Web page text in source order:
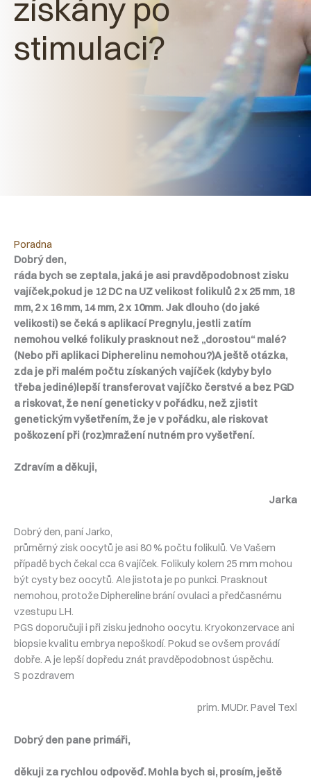
získány po
stimulaci?
Poradna
Dobrý den,
ráda bych se zeptala, jaká je asi pravděpodobnost zisku
vajíček,pokud je 12 DC na UZ velikost folikulů 2 x 25 mm, 18
mm, 2 x 16 mm, 14 mm, 2 x 10mm. Jak dlouho (do jaké
velikosti) se čeká s aplikací Pregnylu, jestli zatím
nemohou velké folikuly prasknout než „dorostou“ malé?
(Nebo při aplikaci Dipherelinu nemohou?)A ještě otázka,
zda je při malém počtu získaných vajíček (kdyby bylo
třeba jediné)lepší transferovat vajíčko čerstvé a bez PGD
a riskovat, že není geneticky v pořádku, než zjistit
genetickým vyšetřením, že je v pořádku, ale riskovat
poškození při (roz)mražení nutném pro vyšetření.
Zdravím a děkuji,
Jarka
Dobrý den, paní Jarko,
průměrný zisk oocytů je asi 80 % počtu folikulů. Ve Vašem
případě bych čekal cca 6 vajíček. Folikuly kolem 25 mm mohou
být cysty bez oocytů. Ale jistota je po punkci. Prasknout
nemohou, protože Diphereline brání ovulaci a předčasnému
vzestupu LH.
PGS doporučuji i při zisku jednoho oocytu. Kryokonzervace ani
biopsie kvalitu embrya nepoškodí. Pokud se ovšem provádí
dobře. A je lepší dopředu znát pravděpodobnost úspěchu.
S pozdravem
prim. MUDr. Pavel Texl
Dobrý den pane primáři,
děkuji za rychlou odpověď. Mohla bych si, prosím, ještě